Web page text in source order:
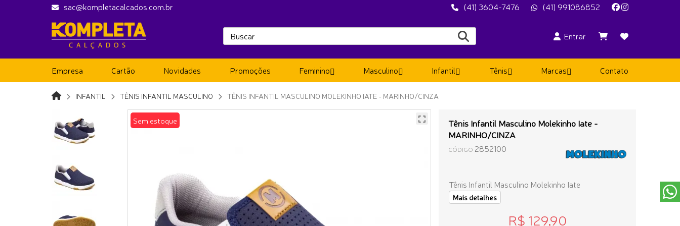
sac@kompletacalcados.com.br (41) 3604-7476 (41) 991086852
Entrar
Empresa Cartão Novidades Promoções Feminino Masculino Infantil Tênis Marcas Contato
INFANTIL TÊNIS INFANTIL MASCULINO TÊNIS INFANTIL MASCULINO MOLEKINHO IATE - MARINHO/CINZA
Sem estoque
Tênis Infantil Masculino Molekinho Iate -
MARINHO/CINZA
CÓDIGO 2852100
Tênis Infantil Masculino Molekinho Iate
Mais detalhes
R$ 129,90